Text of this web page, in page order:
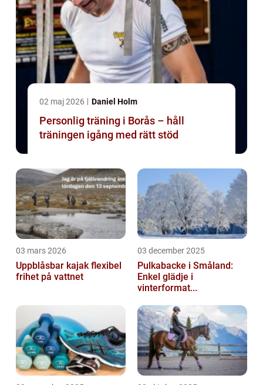
02 maj 2026 Daniel Holm
Personlig träning i Borås – håll
träningen igång med rätt stöd
03 mars 2026
Uppblåsbar kajak flexibel
frihet på vattnet
03 december 2025
Pulkabacke i Småland:
Enkel glädje i
vinterformat...